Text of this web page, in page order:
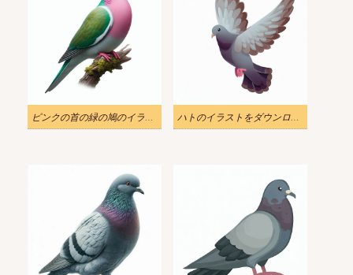
ピンクの首の緑の鳩のイラスト ハトのイラストをダウンロード